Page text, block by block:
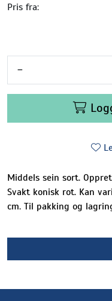
Pris fra:
-
Middels sein sort.
Svakt konisk rot. Kan
cm. Til pakking og
Driftsmidler